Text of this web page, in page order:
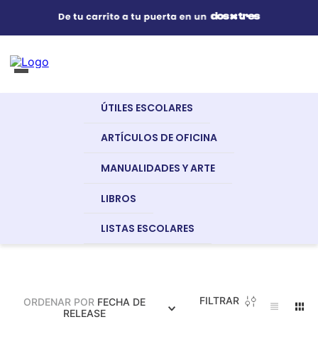
Útiles Escolares
Artículos de Oficina
Manualidades y Arte
Recursos Digitales
ÚTILES ESCOLARES
ARTÍCULOS DE OFICINA
MANUALIDADES Y ARTE
LIBROS
LISTAS ESCOLARES
ORDENAR POR FECHA DE
RELEASE
FILTRAR